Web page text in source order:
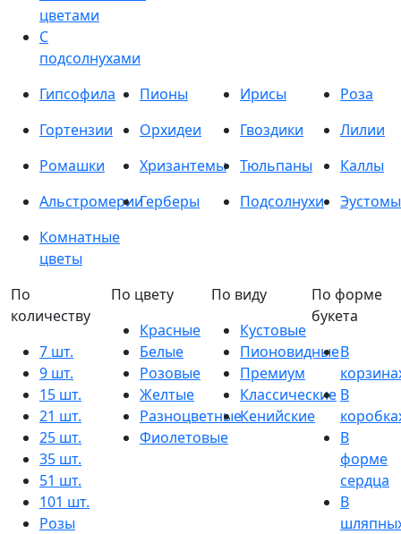
цветами
С
подсолнухами
Гипсофила Пионы Ирисы
Роза
Гортензии
Орхидеи Гвоздики
Лилии
Ромашки
Хризантемы Тюльпаны
Каллы
АльстромерииГерберы Подсолнухи
Эустомы
Комнатные
цветы
По
количеству
7 шт.
9 шт.
15 шт.
21 шт.
25 шт.
35 шт.
51 шт.
101 шт.
Розы
По цвету
Красные
Белые
Розовые
Желтые
Разноцветные
Фиолетовые
По виду
Кустовые
Пионовидные
Премиум
Классические
Кенийские
По форме
букета
В
В
В
форме
сердца
В